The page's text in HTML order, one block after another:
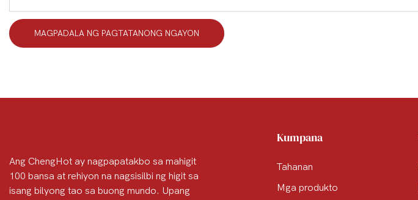
MAGPADALA NG PAGTATANONG NGAYON
Ang ChengHot ay nagpapatakbo sa mahigit
100 bansa at rehiyon na nagsisilbi ng higit sa
isang bilyong tao sa buong mundo. Upang
Kumpana
Tahanan
Mga produkto